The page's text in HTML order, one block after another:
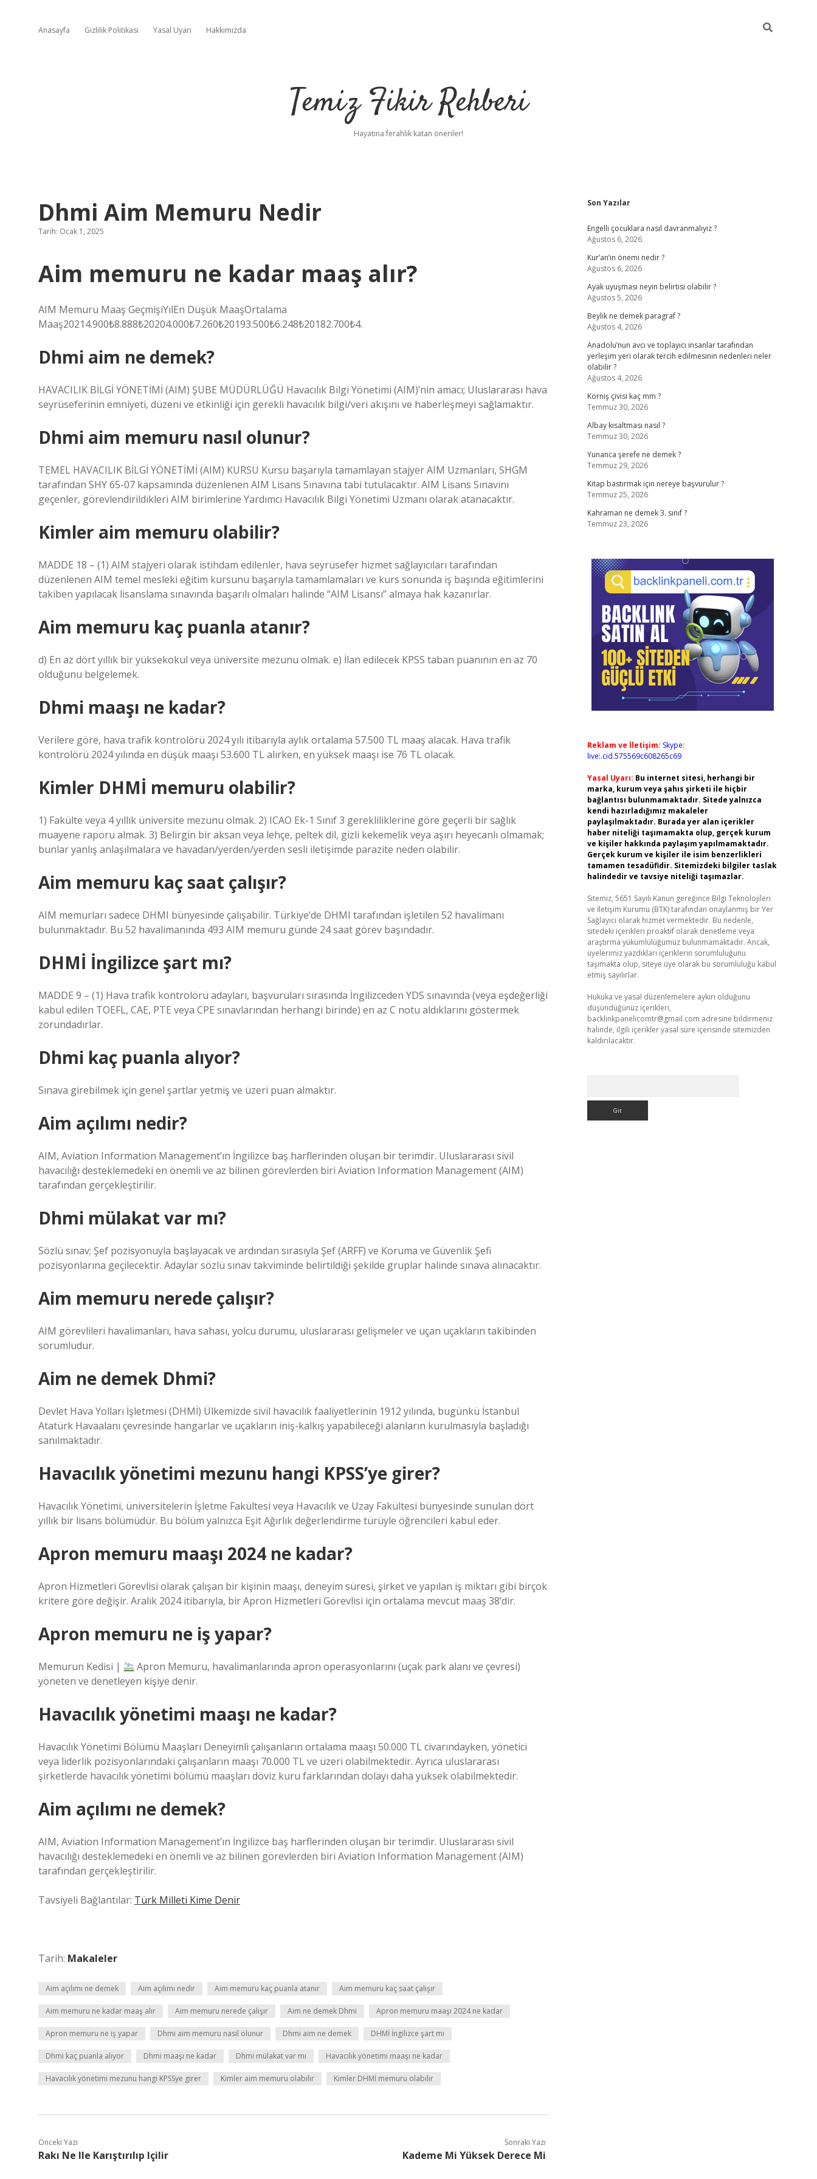
Anasayfa Gizlilik Politikası Yasal Uyarı Hakkımızda
Temiz Fikir Rehberi
Hayatına ferahlık katan öneriler!
Dhmi Aim Memuru Nedir
Tarih: Ocak 1, 2025
Aim memuru ne kadar maaş alır?
AIM Memuru Maaş GeçmişiYılEn Düşük MaaşOrtalama
Maaş20214.900₺8.888₺20204.000₺7.260₺20193.500₺6.248₺20182.700₺4.
Dhmi aim ne demek?
HAVACILIK BİLGİ YÖNETİMİ (AIM) ŞUBE MÜDÜRLÜĞÜ Havacılık Bilgi Yönetimi (AIM)’nin amacı; Uluslararası hava
seyrüseferinin emniyeti, düzeni ve etkinliği için gerekli havacılık bilgi/veri akışını ve haberleşmeyi sağlamaktır.
Dhmi aim memuru nasıl olunur?
TEMEL HAVACILIK BİLGİ YÖNETİMİ (AIM) KURSU Kursu başarıyla tamamlayan stajyer AIM Uzmanları, SHGM
tarafından SHY 65-07 kapsamında düzenlenen AIM Lisans Sınavına tabi tutulacaktır. AIM Lisans Sınavını
geçenler, görevlendirildikleri AIM birimlerine Yardımcı Havacılık Bilgi Yönetimi Uzmanı olarak atanacaktır.
Kimler aim memuru olabilir?
MADDE 18 – (1) AIM stajyeri olarak istihdam edilenler, hava seyrüsefer hizmet sağlayıcıları tarafından
düzenlenen AIM temel mesleki eğitim kursunu başarıyla tamamlamaları ve kurs sonunda iş başında eğitimlerini
takiben yapılacak lisanslama sınavında başarılı olmaları halinde “AIM Lisansı” almaya hak kazanırlar.
Aim memuru kaç puanla atanır?
d) En az dört yıllık bir yüksekokul veya üniversite mezunu olmak. e) İlan edilecek KPSS taban puanının en az 70
olduğunu belgelemek.
Dhmi maaşı ne kadar?
Verilere göre, hava trafik kontrolörü 2024 yılı itibarıyla aylık ortalama 57.500 TL maaş alacak. Hava trafik
kontrolörü 2024 yılında en düşük maaşı 53.600 TL alırken, en yüksek maaşı ise 76 TL olacak.
Kimler DHMİ memuru olabilir?
1) Fakülte veya 4 yıllık üniversite mezunu olmak. 2) ICAO Ek-1 Sınıf 3 gerekliliklerine göre geçerli bir sağlık
muayene raporu almak. 3) Belirgin bir aksan veya lehçe, peltek dil, gizli kekemelik veya aşırı heyecanlı olmamak;
bunlar yanlış anlaşılmalara ve havadan/yerden/yerden sesli iletişimde parazite neden olabilir.
Aim memuru kaç saat çalışır?
AIM memurları sadece DHMI bünyesinde çalışabilir. Türkiye’de DHMI tarafından işletilen 52 havalimanı
bulunmaktadır. Bu 52 havalimanında 493 AIM memuru günde 24 saat görev başındadır.
DHMİ İngilizce şart mı?
MADDE 9 – (1) Hava trafik kontrolörü adayları, başvuruları sırasında İngilizceden YDS sınavında (veya eşdeğerliği
kabul edilen TOEFL, CAE, PTE veya CPE sınavlarından herhangi birinde) en az C notu aldıklarını göstermek
zorundadırlar.
Dhmi kaç puanla alıyor?
Sınava girebilmek için genel şartlar yetmiş ve üzeri puan almaktır.
Aim açılımı nedir?
AIM, Aviation Information Management’ın İngilizce baş harflerinden oluşan bir terimdir. Uluslararası sivil
havacılığı desteklemedeki en önemli ve az bilinen görevlerden biri Aviation Information Management (AIM)
tarafından gerçekleştirilir.
Dhmi mülakat var mı?
Sözlü sınav; Şef pozisyonuyla başlayacak ve ardından sırasıyla Şef (ARFF) ve Koruma ve Güvenlik Şefi
pozisyonlarına geçilecektir. Adaylar sözlü sınav takviminde belirtildiği şekilde gruplar halinde sınava alınacaktır.
Aim memuru nerede çalışır?
AIM görevlileri havalimanları, hava sahası, yolcu durumu, uluslararası gelişmeler ve uçan uçakların takibinden
sorumludur.
Aim ne demek Dhmi?
Devlet Hava Yolları İşletmesi (DHMİ) Ülkemizde sivil havacılık faaliyetlerinin 1912 yılında, bugünkü İstanbul
Atatürk Havaalanı çevresinde hangarlar ve uçakların iniş-kalkış yapabileceği alanların kurulmasıyla başladığı
sanılmaktadır.
Havacılık yönetimi mezunu hangi KPSS’ye girer?
Havacılık Yönetimi, üniversitelerin İşletme Fakültesi veya Havacılık ve Uzay Fakültesi bünyesinde sunulan dört
yıllık bir lisans bölümüdür. Bu bölüm yalnızca Eşit Ağırlık değerlendirme türüyle öğrencileri kabul eder.
Apron memuru maaşı 2024 ne kadar?
Apron Hizmetleri Görevlisi olarak çalışan bir kişinin maaşı, deneyim süresi, şirket ve yapılan iş miktarı gibi birçok
kritere göre değişir. Aralık 2024 itibarıyla, bir Apron Hizmetleri Görevlisi için ortalama mevcut maaş 38’dir.
Apron memuru ne iş yapar?
Memurun Kedisi |
Apron Memuru, havalimanlarında apron operasyonlarını (uçak park alanı ve çevresi)
yöneten ve denetleyen kişiye denir.
Havacılık yönetimi maaşı ne kadar?
Havacılık Yönetimi Bölümü Maaşları Deneyimli çalışanların ortalama maaşı 50.000 TL civarındayken, yönetici
veya liderlik pozisyonlarındaki çalışanların maaşı 70.000 TL ve üzeri olabilmektedir. Ayrıca uluslararası
şirketlerde havacılık yönetimi bölümü maaşları döviz kuru farklarından dolayı daha yüksek olabilmektedir.
Aim açılımı ne demek?
AIM, Aviation Information Management’ın İngilizce baş harflerinden oluşan bir terimdir. Uluslararası sivil
havacılığı desteklemedeki en önemli ve az bilinen görevlerden biri Aviation Information Management (AIM)
tarafından gerçekleştirilir.
Tavsiyeli Bağlantılar: Türk Milleti Kime Denir
Tarih: Makaleler
Aim açılımı ne demek Aim açılımı nedir Aim memuru kaç puanla atanır Aim memuru kaç saat çalışır
Aim memuru ne kadar maaş alır Aim memuru nerede çalışır Aim ne demek Dhmi Apron memuru maaşı 2024 ne kadar
Apron memuru ne iş yapar Dhmi aim memuru nasıl olunur Dhmi aim ne demek DHMİ İngilizce şart mı
Dhmi kaç puanla alıyor Dhmi maaşı ne kadar Dhmi mülakat var mı Havacılık yönetimi maaşı ne kadar
Havacılık yönetimi mezunu hangi KPSSye girer Kimler aim memuru olabilir Kimler DHMİ memuru olabilir
Önceki Yazı
Rakı Ne Ile Karıştırılıp Içilir
Sonraki Yazı
Kademe Mi Yüksek Derece Mi
Sidebar
Son Yazılar
Engelli çocuklara nasıl davranmalıyız ?
Ağustos 6, 2026
Kur’an’ın önemi nedir ?
Ağustos 6, 2026
Ayak uyuşması neyin belirtisi olabilir ?
Ağustos 5, 2026
Beylik ne demek paragraf ?
Ağustos 4, 2026
Anadolu’nun avcı ve toplayıcı insanlar tarafından
yerleşim yeri olarak tercih edilmesinin nedenleri neler
olabilir ?
Ağustos 4, 2026
Korniş çivisi kaç mm ?
Temmuz 30, 2026
Albay kısaltması nasıl ?
Temmuz 30, 2026
Yunanca şerefe ne demek ?
Temmuz 29, 2026
Kitap bastırmak için nereye başvurulur ?
Temmuz 25, 2026
Kahraman ne demek 3. sınıf ?
Temmuz 23, 2026
Reklam ve İletişim: Skype:
live:.cid.575569c608265c69
Yasal Uyarı: Bu internet sitesi, herhangi bir
marka, kurum veya şahıs şirketi ile hiçbir
bağlantısı bulunmamaktadır. Sitede yalnızca
kendi hazırladığımız makaleler
paylaşılmaktadır. Burada yer alan içerikler
haber niteliği taşımamakta olup, gerçek kurum
ve kişiler hakkında paylaşım yapılmamaktadır.
Gerçek kurum ve kişiler ile isim benzerlikleri
tamamen tesadüfidir. Sitemizdeki bilgiler taslak
halindedir ve tavsiye niteliği taşımazlar.
Sitemiz, 5651 Sayılı Kanun gereğince Bilgi Teknolojileri
ve İletişim Kurumu (BTK) tarafından onaylanmış bir Yer
Sağlayıcı olarak hizmet vermektedir. Bu nedenle,
sitedeki içerikleri proaktif olarak denetleme veya
araştırma yükümlülüğümüz bulunmamaktadır. Ancak,
üyelerimiz yazdıkları içeriklerin sorumluluğunu
taşımakta olup, siteye üye olarak bu sorumluluğu kabul
etmiş sayılırlar.
Hukuka ve yasal düzenlemelere aykırı olduğunu
düşündüğünüz içerikleri,
backlinkpanelicomtr@gmail.com adresine bildirmeniz
halinde, ilgili içerikler yasal süre içerisinde sitemizden
kaldırılacaktır.